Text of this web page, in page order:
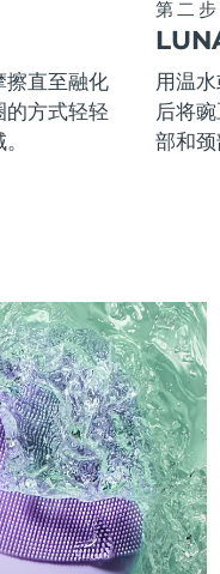
擦直至融化
的方式轻轻
第二步
用温
后将
部和